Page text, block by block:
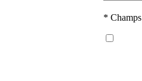
*